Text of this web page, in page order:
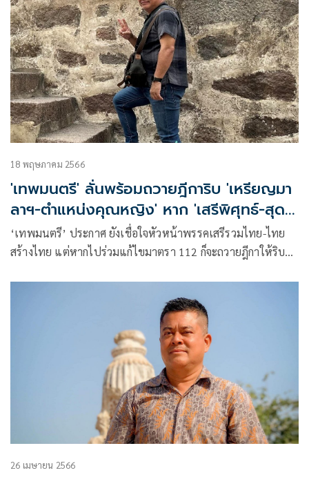
18 พฤษภาคม 2566
'เทพมนตรี' ลั่นพร้อมถวายฎีการิบ 'เหรียญมา
ลาฯ-ตำแหน่งคุณหญิง' หาก 'เสรีพิศุทธ์-สุดา
รัตน์' ร่วมแก้ ม.112
‘เทพมนตรี’ ประกาศ ยังเชื่อใจหัวหน้าพรรคเสรีรวมไทย-ไทย
สร้างไทย แต่หากไปร่วมแก้ไขมาตรา 112 ก็จะถวายฎีกาให้ริบ
26 เมษายน 2566